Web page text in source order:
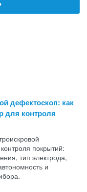
дефектоскоп: как
для контроля
покрытий:
тип электрода,
и